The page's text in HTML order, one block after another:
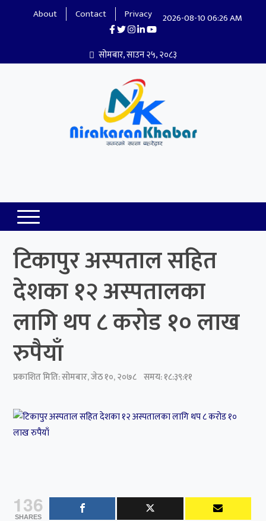
About Contact Privacy 2026-08-10 06:26 AM
सोमबार, साउन २५, २०८३
टिकापुर अस्पताल सहित
देशका १२ अस्पतालका
लागि थप ८ करोड १० लाख
रुपैयाँ
प्रकाशित मिति:सोमबार, जेठ १०, २०७८ समय: १८:३९:११
136
SHARES